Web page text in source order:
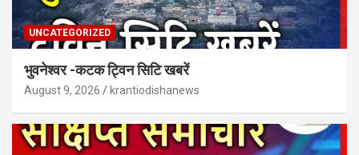
UNCATEGORIZED
भुवनेश्वर -कटक ट्विन सिटि खबरें
August 9, 2026 krantiodishanews